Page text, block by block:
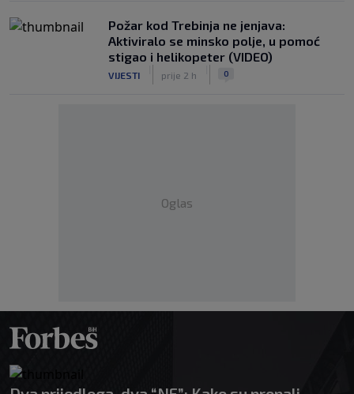
Požar kod Trebinja ne jenjava:
Aktiviralo se minsko polje, u pomoć
stigao i helikopeter (VIDEO)
VIJESTI prije 2 h 0
Oglas